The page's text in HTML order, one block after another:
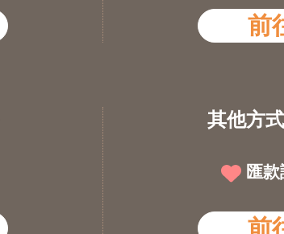
前
其他方
匯
前